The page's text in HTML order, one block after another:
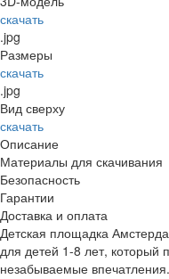
скачать
.jpg
Размеры
скачать
.jpg
Вид сверху
скачать
Описание
Материалы для скачивания
Безопасность
Гарантии
Доставка и оплата
Детская площадка
для детей 1-8 лет, который
незабываемые впечатления.